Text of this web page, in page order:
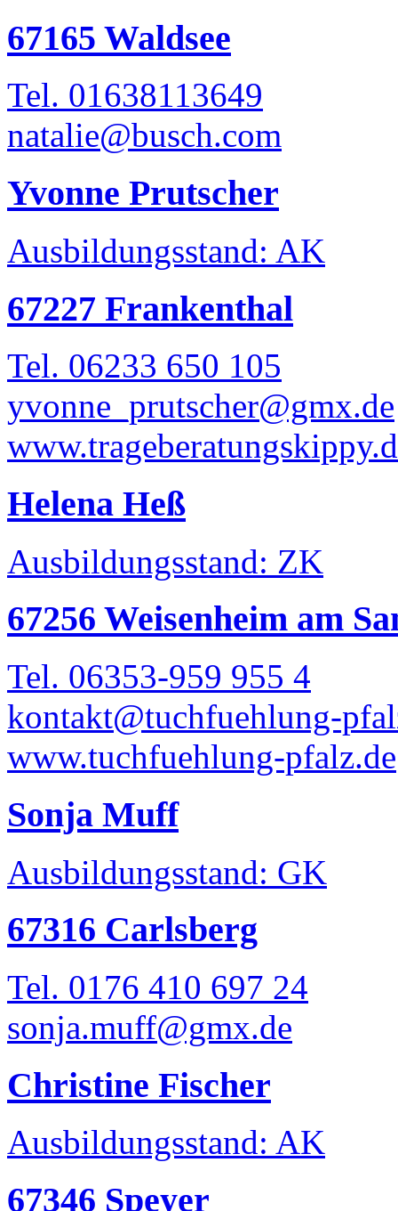
67165 Waldsee
Tel. 01638113649
natalie@busch.com
Yvonne Prutscher
Ausbildungsstand: AK
67227 Frankenthal
Tel. 06233 650 105
yvonne_prutscher@gmx.de
Helena Heß
Ausbildungsstand: ZK
67256 Weisenheim am
Tel. 06353-959 955 4
kontakt@tuchfuehlung-
www.tuchfuehlung-pfalz.de
Sonja Muff
Ausbildungsstand: GK
67316 Carlsberg
Tel. 0176 410 697 24
sonja.muff@gmx.de
Christine Fischer
Ausbildungsstand: AK
67346 Speyer